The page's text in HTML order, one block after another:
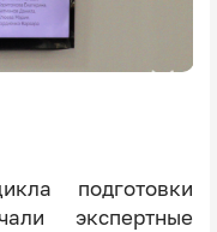
подготовки
экспертные